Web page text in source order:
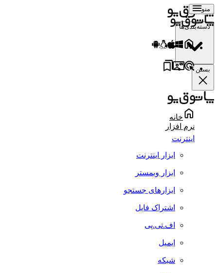
منو
دسته‌بندی‌ها
بستن
خانه
نرم افزار
اینترنت
ابزار اینترنت
ابزار وبمستر
ابزارهای جستجو
اشتراک فایل
اف.تی.پی
ایمیل
شبکه